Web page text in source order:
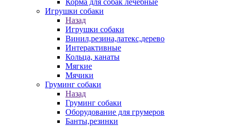
Корма для собак лечебные
Игрушки собаки
Назад
Игрушки собаки
Винил,резина,латекс,дерево
Интерактивные
Кольца, канаты
Мягкие
Мячики
Груминг собаки
Назад
Груминг собаки
Оборудование для грумеров
Банты,резинки